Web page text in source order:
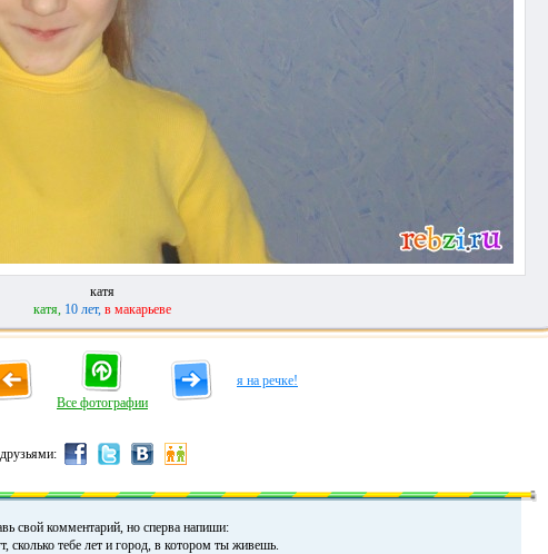
катя
катя, 10 лет, в макарьеве
Все фотографии
я на речке!
свой комментарий, но сперва напиши:
сколько тебе лет и город, в котором ты живешь.